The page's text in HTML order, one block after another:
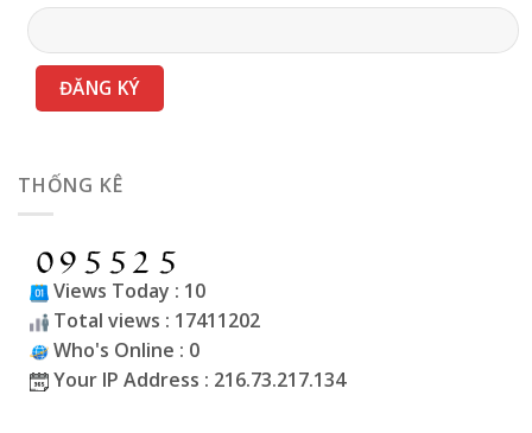
THỐNG KÊ
Views Today : 10
Total views : 17411202
Who's Online : 0
Your IP Address : 216.73.217.134